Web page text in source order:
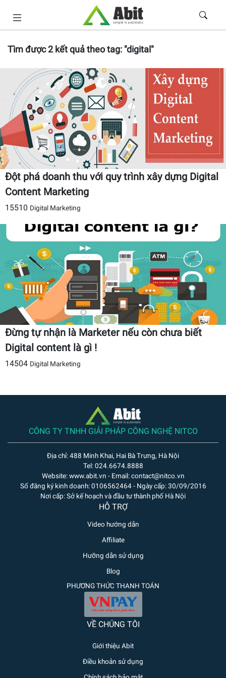
Tìm được2kết quả theo tag: "digital"
Đột phá doanh thu với quy trình xây dựng Digital
Content Marketing
15510 Digital Marketing
Đừng tự nhận là Marketer nếu còn chưa biết
Digital content là gì !
14504 Digital Marketing
CÔNG TY TNHH GIẢI PHÁP CÔNG NGHỆ NITCO
Địa chỉ: 488 Minh Khai, Hai Bà Trưng, Hà Nội
Tel: 024.6674.8888
Website: www.abit.vn - Email: contact@nitco.vn
Số đăng ký kinh doanh: 0106562464 - Ngày cấp: 30/09/2016
Nơi cấp: Sở kế hoạch và đầu tư thành phố Hà Nội
HỖ TRỢ
Video hướng dẫn
Affiliate
Hưỡng dẫn sử dụng
Blog
PHƯƠNG THỨC THANH TOÁN
VỀ CHÚNG TÔI
Giới thiệu Abit
Điều khoản sử dụng